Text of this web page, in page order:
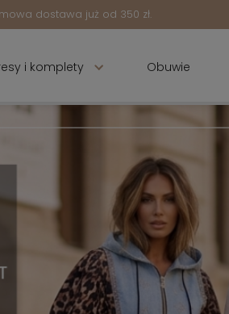
dostawa już od 350 zł.
i komplety Obuwie